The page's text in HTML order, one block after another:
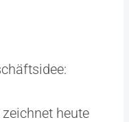
heute